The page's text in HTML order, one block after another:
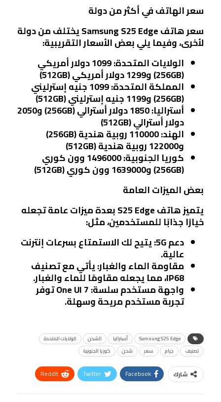
سعر الهاتف في أكثر من دولة
سعر هاتف Samsung S25 Edge يختلف من دولة
لأخرى، وفيما يلي بعض الأسعار التقريبية:
الولايات المتحدة
: 1099 دولار أمريكي
(256GB) و1299 دولار أمريكي (512GB)
المملكة المتحدة : 1099 جنيه إسترليني
(256GB) و1199 جنيه إسترليني (512GB)
أستراليا : 1850 دولار أسترالي (256GB) و2050
دولار أسترالي (512GB)
الهند : 110000 روبية هندية (256GB)
و122000 روبية هندية (512GB)
كوريا الجنوبية : 1496000 وون كوري
(256GB) و1639000 وون كوري (512GB)
بعض الميزات العامة
يتميز هاتف S25 Edge بعدة ميزات عامة تجعله
خيارًا جذابًا للمستخدمين، مثل:
دعم 5G:
يتيح لك الاستمتاع بسرعات إنترنت
عالية.
مقاومة الماء والغبار:يأتي مع تصنيف
IP68، مما يجعله مقاومًا للماء والغبار.
واجهة مستخدم سلسة: One UI 7 توفر
تجربة مستخدم مريحة وسهلة.
Samsung S25 Edge أستراليا الشحن
الولايات المتحدة
تصنيف
جرام سعر شحن كوريا الجنوبية
شارك Facebook
Twitter
ReddIt